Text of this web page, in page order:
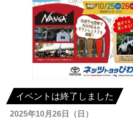
イベントは終了しました
2025年10月26日（日）